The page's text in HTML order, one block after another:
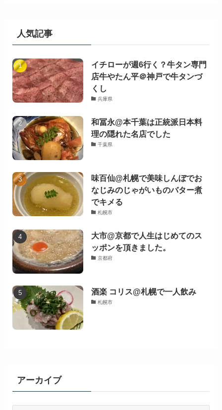
人気記事
イチローが週6行く？牛タン専門
店牛やたん平＠神戸で牛タンづ
くし
兵庫県
和冨永@本千葉は正統派日本料
理の隠れた名店でした
千葉県
味百仙@札幌で美味しんぼでお
なじみのじゃがいものバター煮
でキメる
札幌市
大市@京都で人生はじめてのス
ッポンを頂きました。
京都府
酒楽 コリス@札幌で一人飲み
札幌市
アーカイブ